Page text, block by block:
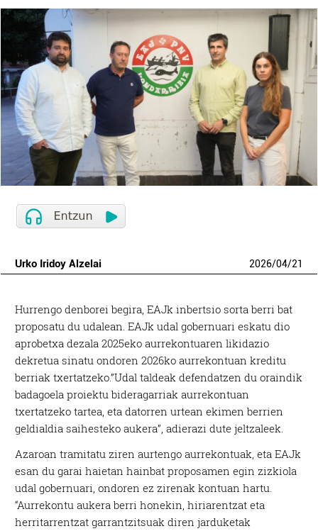
Urko Iridoy Alzelai 2026/04/21
Hurrengo denborei begira, EAJk inbertsio sorta berri bat
proposatu du udalean. EAJk udal gobernuari eskatu dio
aprobetxa dezala 2025eko aurrekontuaren likidazio
dekretua sinatu ondoren 2026ko aurrekontuan kreditu
berriak txertatzeko.”Udal taldeak defendatzen du oraindik
badagoela proiektu bideragarriak aurrekontuan
txertatzeko tartea, eta datorren urtean ekimen berrien
geldialdia saihesteko aukera”, adierazi dute jeltzaleek.
Azaroan tramitatu ziren aurtengo aurrekontuak, eta EAJk
esan du garai haietan hainbat proposamen egin zizkiola
udal gobernuari, ondoren ez zirenak kontuan hartu.
“Aurrekontu aukera berri honekin, hiriarentzat eta
herritarrentzat garrantzitsuak diren jarduketak